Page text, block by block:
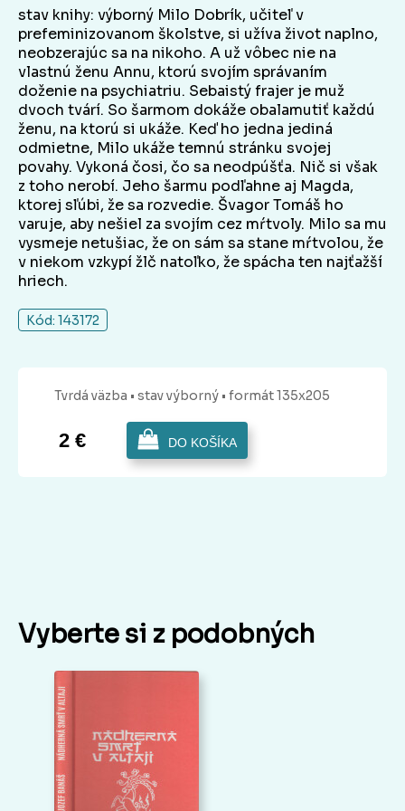
stav knihy: výborný Milo Dobrík, učiteľ v
prefeminizovanom školstve, si užíva život naplno,
neobzerajúc sa na nikoho. A už vôbec nie na
vlastnú ženu Annu, ktorú svojím správaním
doženie na psychiatriu. Sebaistý frajer je muž
dvoch tvárí. So šarmom dokáže obalamutiť každú
ženu, na ktorú si ukáže. Keď ho jedna jediná
odmietne, Milo ukáže temnú stránku svojej
povahy. Vykoná čosi, čo sa neodpúšťa. Nič si však
z toho nerobí. Jeho šarmu podľahne aj Magda,
ktorej sľúbi, že sa rozvedie. Švagor Tomáš ho
varuje, aby nešiel za svojím cez mŕtvoly. Milo sa mu
vysmeje netušiac, že on sám sa stane mŕtvolou, že
v niekom vzkypí žlč natoľko, že spácha ten najťažší
hriech.
Kód: 143172
Tvrdá väzba • stav výborný • formát 135x205
2 € DO KOŠÍKA
Vyberte si z podobných